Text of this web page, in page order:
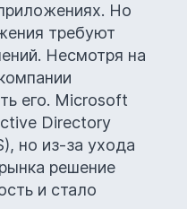
Но
требуют
Несмотря на
его. Microsoft
Directory
но из-за ухода
решение
и стало